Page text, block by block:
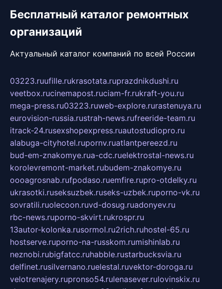
Бесплатный каталог ремонтных
организаций
Актуальный каталог компаний по всей России
03223.ruufille.rukrasotata.ruprazdnikdushi.ru
veetbox.rucinemapost.ruciam-fr.rukraft-you.ru
mega-press.ru03223.ruweb-explore.rurastenuya.ru
eurovision-russia.rustrah-news.rufreeride-team.ru
itrack-24.rusexshopexpress.ruautostudiopro.ru
alabuga-cityhotel.rupornv.ruatlantpereezd.ru
bud-em-znakomye.rua-cdc.ruelektrostal-news.ru
korolevremont-market.rubudem-znakomye.ru
oooagrosnab.rufpodaso.ruemfire.rupro-otdelky.ru
ukrasotki.ruseksuzbek.ruseks-uzbek.ruporno-vk.ru
sovratili.ruolecoon.ruvd-dosug.ruadonyev.ru
rbc-news.ruporno-skvirt.rukrospr.ru
13autor-kolonka.rusormol.ru2rich.ruhostel-65.ru
hostserve.ruporno-na-russkom.rumishinlab.ru
neznobi.rubigfatcc.ruhabble.rustarbucksvia.ru
delfinet.rusilvernano.ruelestal.ruvektor-doroga.ru
velotrenajery.rupronso54.rulenasever.rulovinskix.ru